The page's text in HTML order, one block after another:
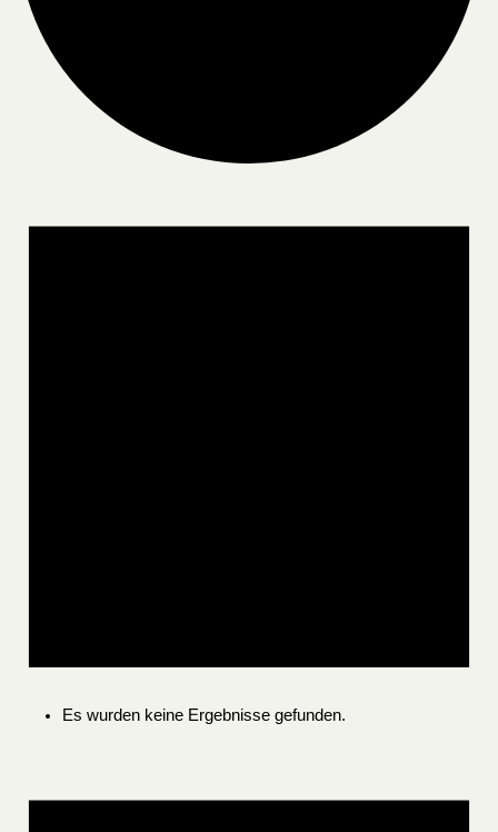
Es wurden keine Ergebnisse gefunden.